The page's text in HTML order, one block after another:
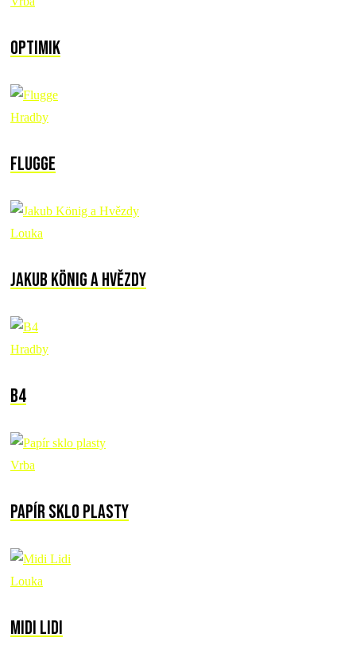
Optimik
Hradby
Flugge
Louka
Jakub König a Hvězdy
Hradby
B4
Vrba
Papír sklo plasty
Louka
Midi Lidi